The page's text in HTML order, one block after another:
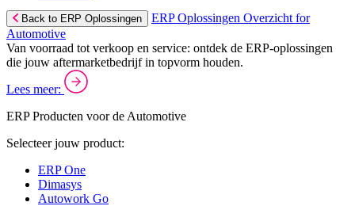
Back to ERP Oplossingen
ERP Oplossingen Overzicht for
Automotive
Van voorraad tot verkoop en service: ontdek de ERP-oplossingen
die jouw aftermarketbedrijf in topvorm houden.
Lees meer:
ERP Producten voor de Automotive
Selecteer jouw product:
ERP One
Dimasys
Autowork Go